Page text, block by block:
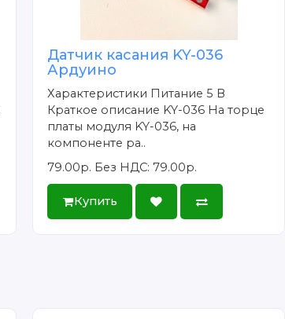
Датчик касания KY-036
Ардуино
Характеристики Питание 5 В
Краткое описание KY-036 На торце
платы модуля KY-036, на
компоненте ра..
79.00р. Без НДС: 79.00р.
Купить